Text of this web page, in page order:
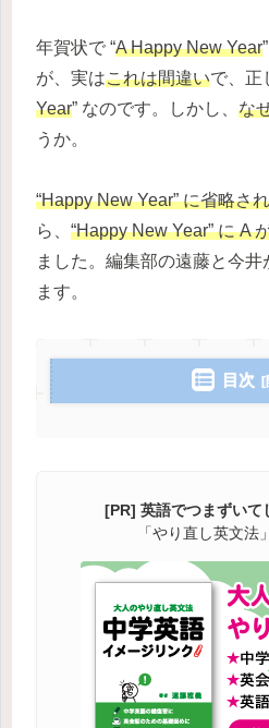
年賀状で “A Happy New Year
が、実はこれは間違いで、正
Year” なのです。しかし、 な
うか。
“Happy New Year” に省略さ
ら、 “Happy New Year” に A
ました。編集部の遠藤と今
ます。
目次
[PR] 英語でつまずいて
「やり直し英文法